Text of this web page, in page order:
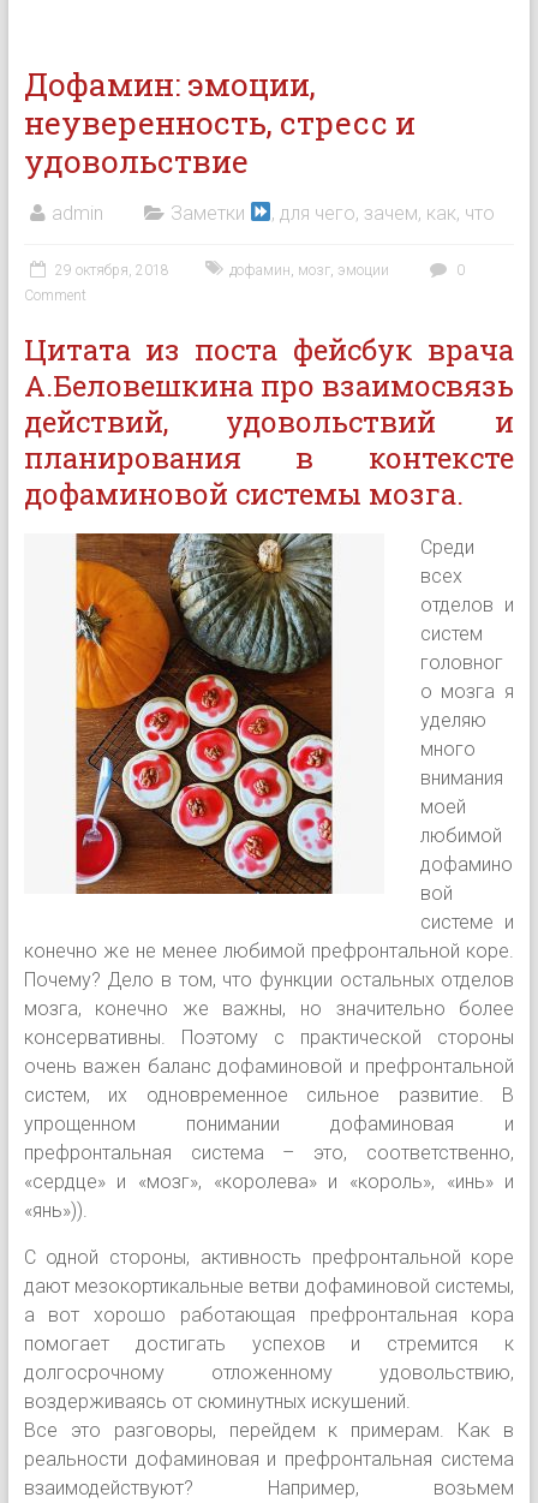
Дофамин: эмоции,
неуверенность, стресс и
удовольствие
admin Заметки , для чего, зачем, как, что
29 октября, 2018 дофамин мозг, эмоции
0
Comment
Цитата из поста фейсбук врача
А.Беловешкина про взаимосвязь
действий, удовольствий и
планирования в контексте
дофаминовой системы мозга.
Среди
всех
отделов и
систем
головног
о мозга я
уделяю
много
внимания
моей
любимой
дофамино
вой
системе и
конечно же не менее любимой префронтальной коре.
Почему? Дело в том, что функции остальных отделов
мозга, конечно же важны, но значительно более
консервативны. Поэтому с практической стороны
очень важен баланс дофаминовой и префронтальной
систем, их одновременное сильное развитие. В
упрощенном понимании дофаминовая и
префронтальная система – это, соответственно,
«сердце» и «мозг», «королева» и «король», «инь» и
«янь»)).
С одной стороны, активность префронтальной коре
дают мезокортикальные ветви дофаминовой системы,
а вот хорошо работающая префронтальная кора
помогает достигать успехов и стремится к
долгосрочному отложенному удовольствию,
воздерживаясь от сюминутных искушений.
Все это разговоры, перейдем к примерам. Как в
реальности дофаминовая и префронтальная система
взаимодействуют? Например, возьмем